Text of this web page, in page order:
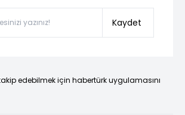
Kaydet
edebilmek için habertürk uygulamasını